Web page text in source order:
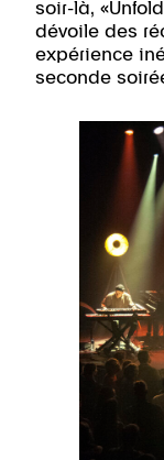
soir-là,
dévoile des
expérience
seconde